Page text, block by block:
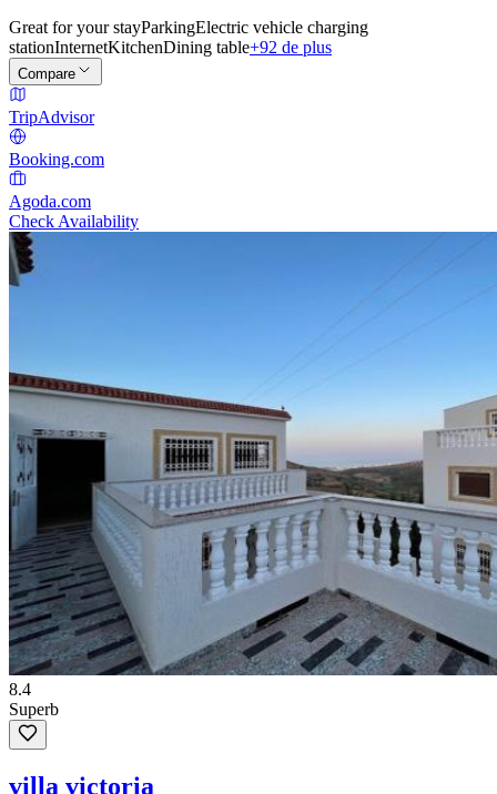
Great for your stayParkingElectric vehicle charging
stationInternetKitchenDining table+92 de plus
Compare
TripAdvisor
Booking.com
Agoda.com
Check Availability
8.4
Superb
villa victoria